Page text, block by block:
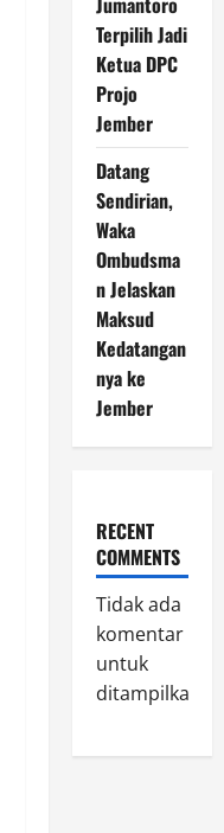
Terpilih Jadi
Ketua DPC
Projo
Jember
Datang
Sendirian,
Waka
Ombudsma
n Jelaskan
Maksud
Kedatangan
nya ke
Jember
RECENT
COMMENTS
Tidak ada
komentar
untuk
ditampilkan.